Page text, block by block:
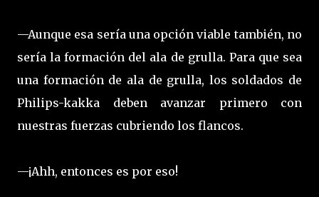
—Aunque esa sería una opción viable también, no
sería la formación del ala de grulla. Para que sea
una formación de ala de grulla, los soldados de
Philips-kakka deben avanzar primero con
nuestras fuerzas cubriendo los flancos.
—¡Ahh, entonces es por eso!